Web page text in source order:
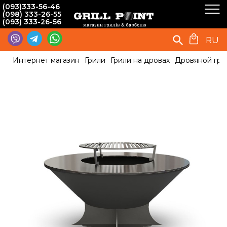
(093)333-56-46
(098) 333-26-55
(093) 333-26-56
RU
Интернет магазин Грили Грили на дровах Дровяной